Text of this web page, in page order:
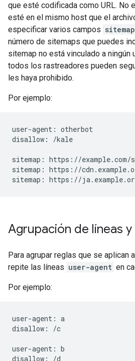
que esté codificada como URL. No
esté en el mismo host que el
especificar varios campos sitemap
número de sitemaps que puedes
sitemap no está vinculado a ningún
todos los rastreadores pueden
les haya prohibido.
Por ejemplo:
user-agent: otherbot
disallow: /kale
sitemap: https://example.com/
sitemap: https://
sitemap: https://
Agrupación de líneas y
Para agrupar reglas que se aplican
repite las líneas user-agent en
Por ejemplo:
user-agent: a
disallow: /c
user-agent: b
disallow: /d